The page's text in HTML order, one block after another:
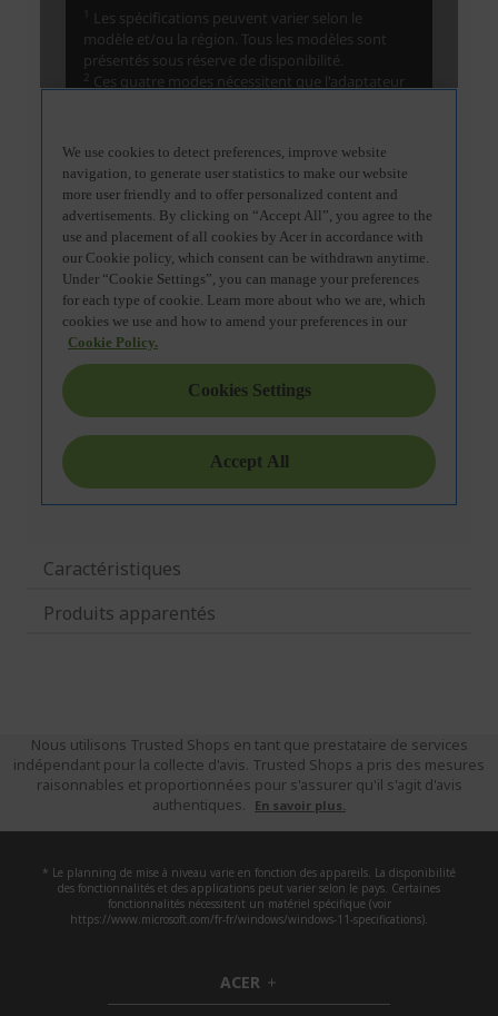
Caractéristiques
Produits apparentés
Nous utilisons Trusted Shops en tant que prestataire de services
indépendant pour la collecte d'avis. Trusted Shops a pris des mesures
raisonnables et proportionnées pour s'assurer qu'il s'agit d'avis
authentiques.
En savoir plus.
* Le planning de mise à niveau varie en fonction des appareils. La disponibilité
des fonctionnalités et des applications peut varier selon le pays. Certaines
fonctionnalités nécessitent un matériel spécifique (voir
https://www.microsoft.com/fr-fr/windows/windows-11-specifications).
ACER h
i